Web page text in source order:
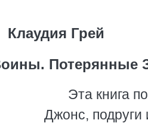
Клаудия Грей
Потерянные
Эта книга
Джонс, подруги